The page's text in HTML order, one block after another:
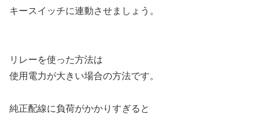
キースイッチに連動させましょう。
リレーを使った方法は
使用電力が大きい場合の方法です。
純正配線に負荷がかかりすぎると